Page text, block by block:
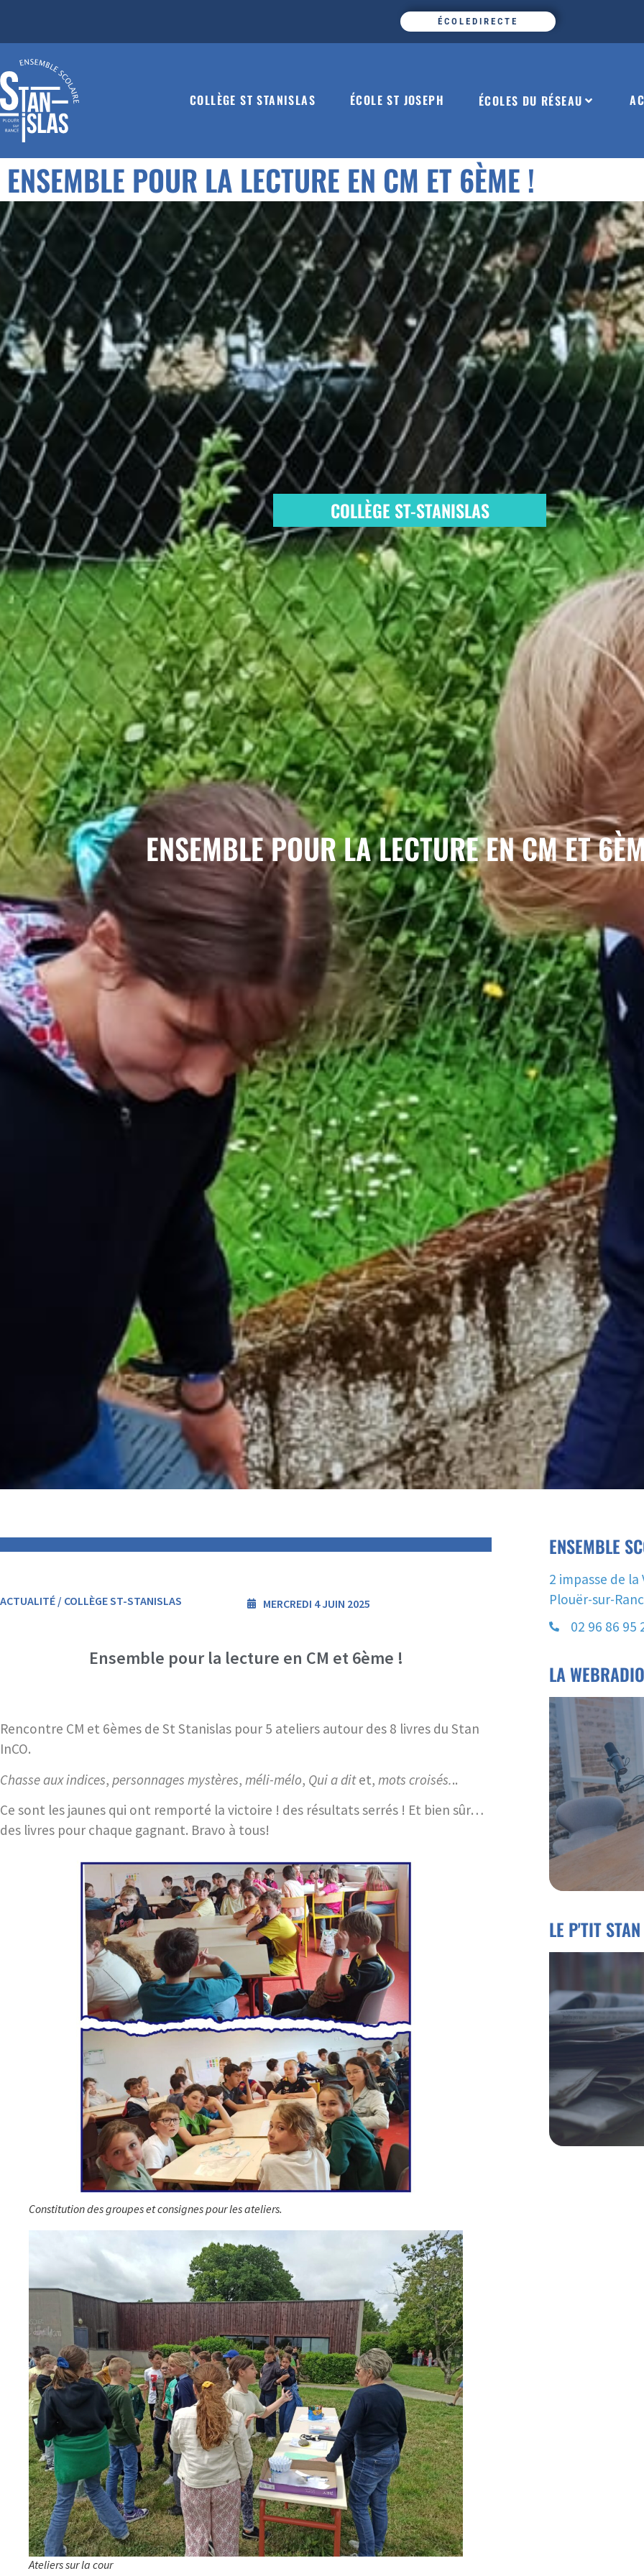
ÉCOLEDIRECTE
COLLÈGE ST STANISLAS ÉCOLE ST JOSEPH ÉCOLES DU RÉSEAU
ENSEMBLE POUR LA LECTURE EN CM ET 6ÈME !
COLLÈGE ST-STANISLAS
ENSEMBLE POUR LA LECTURE EN CM ET
ACTUALITÉ / COLLÈGE ST-STANISLAS MERCREDI 4 JUIN 2025
Ensemble pour la lecture en CM et 6ème !
Rencontre CM et 6èmes de St Stanislas pour 5 ateliers autour des 8 livres du Stan
InCO.
Chasse aux indices, personnages mystères, méli-mélo, Qui a ditet, mots croisés...
Ce sont les jaunes qui ont remporté la victoire ! des résultats serrés ! Et bien sûr…
des livres pour chaque gagnant. Bravo à tous!
Constitution des groupes et consignes pour les ateliers.
Ateliers sur la cour
ENSEMBLE
2 impasse de
Plouër-sur-
02 96 86 95
LA WEBRADIO
LE P'TIT STAN